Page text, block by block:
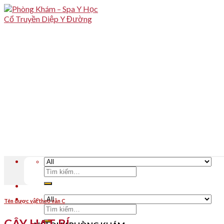
Skip
to
Tìm
kiếm:
Tìm
kiếm:
Tên dược vật theo vần C